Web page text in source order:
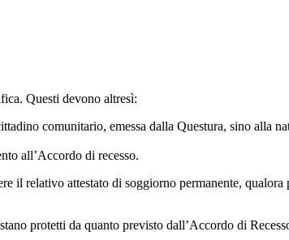
Questi devono altresì:
comunitario, emessa dalla Questura, sino alla
all’Accordo di recesso.
il relativo attestato di soggiorno permanente,
protetti da quanto previsto dall’Accordo di